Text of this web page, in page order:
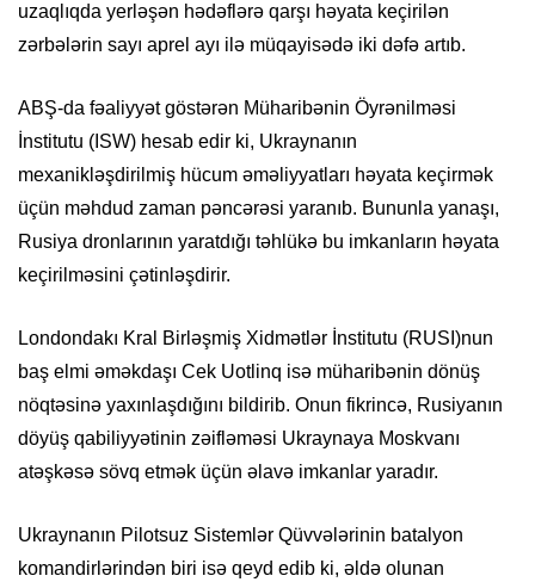
uzaqlıqda yerləşən hədəflərə qarşı həyata keçirilən
zərbələrin sayı aprel ayı ilə müqayisədə iki dəfə artıb.
ABŞ-da fəaliyyət göstərən Müharibənin Öyrənilməsi
İnstitutu (ISW) hesab edir ki, Ukraynanın
mexanikləşdirilmiş hücum əməliyyatları həyata keçirmək
üçün məhdud zaman pəncərəsi yaranıb. Bununla yanaşı,
Rusiya dronlarının yaratdığı təhlükə bu imkanların həyata
keçirilməsini çətinləşdirir.
Londondakı Kral Birləşmiş Xidmətlər İnstitutu (RUSI)nun
baş elmi əməkdaşı Cek Uotlinq isə müharibənin dönüş
nöqtəsinə yaxınlaşdığını bildirib. Onun fikrincə, Rusiyanın
döyüş qabiliyyətinin zəifləməsi Ukraynaya Moskvanı
atəşkəsə sövq etmək üçün əlavə imkanlar yaradır.
Ukraynanın Pilotsuz Sistemlər Qüvvələrinin batalyon
komandirlərindən biri isə qeyd edib ki, əldə olunan